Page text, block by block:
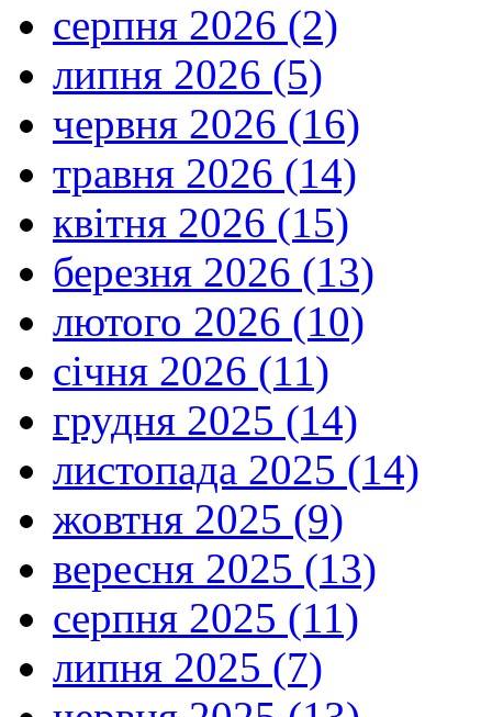
серпня 2026 (2)
липня 2026 (5)
червня 2026 (16)
травня 2026 (14)
квітня 2026 (15)
березня 2026 (13)
лютого 2026 (10)
січня 2026 (11)
грудня 2025 (14)
листопада 2025 (14)
жовтня 2025 (9)
вересня 2025 (13)
серпня 2025 (11)
липня 2025 (7)